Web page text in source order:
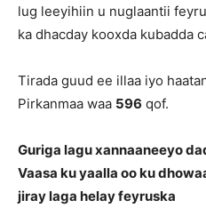
lug leeyihiin u nuglaantii
ka dhacday kooxda kubadda
Tirada guud ee illaa iyo
Pirkanmaa waa 596 qof.
Guriga lagu xannaaneeyo
Vaasa ku yaalla oo ku
jiray laga helay feyruska